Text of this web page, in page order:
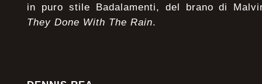
in puro stile Badalamenti, del brano di
They Done With The Rain.